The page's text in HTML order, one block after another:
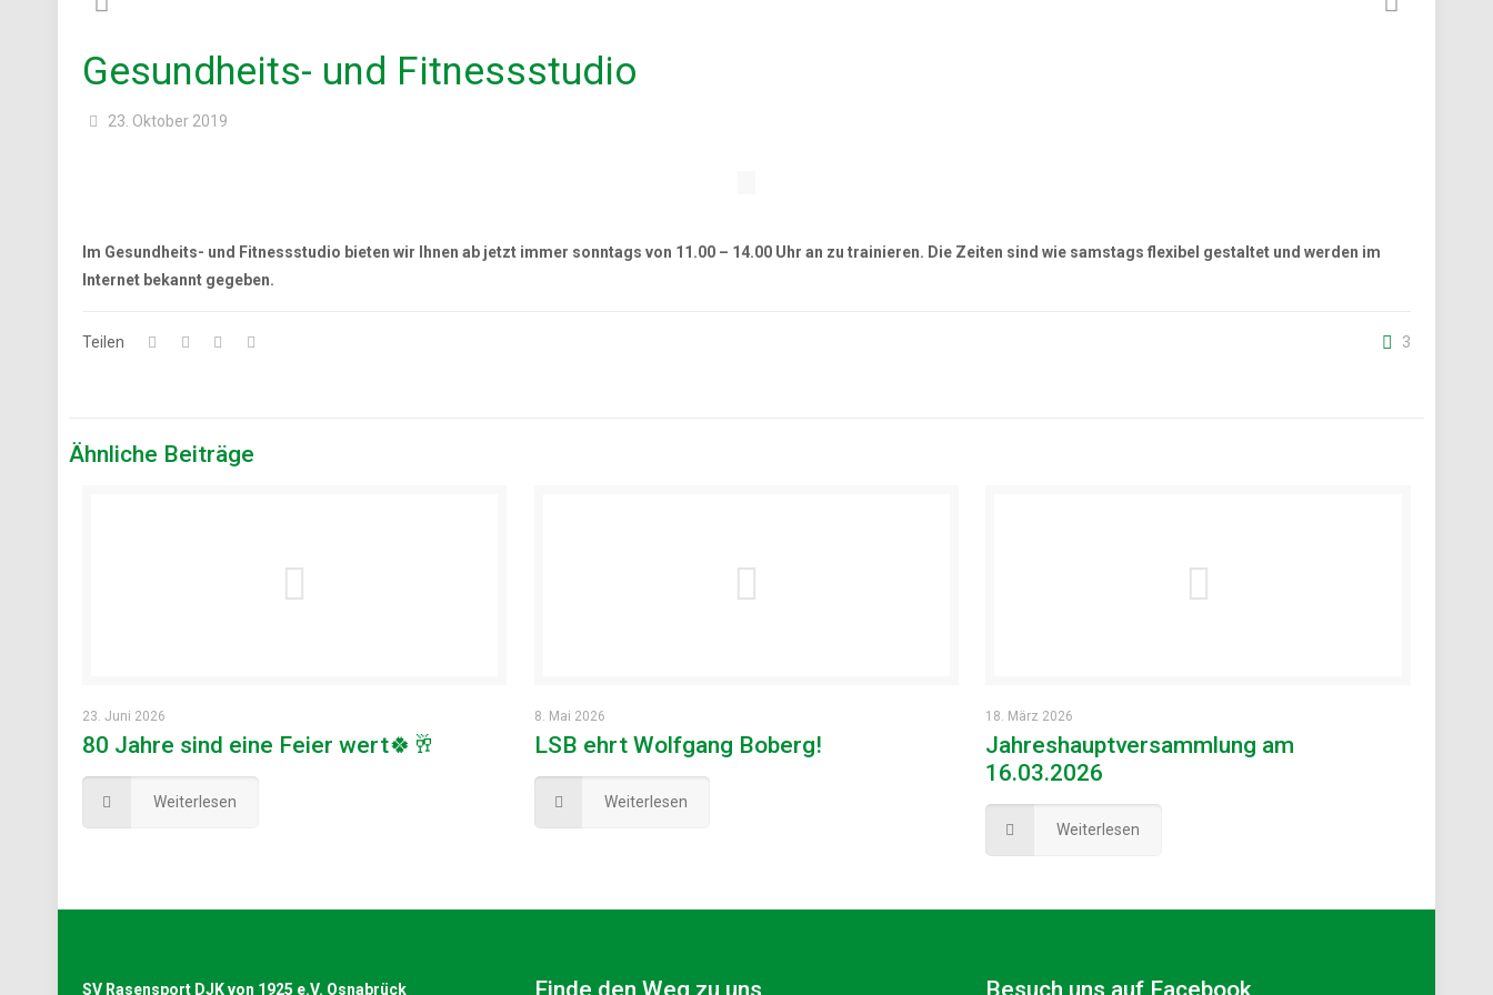
Gesundheits- und Fitnessstudio
23. Oktober 2019
Im Gesundheits- und Fitnessstudio bieten wir Ihnen ab jetzt immer sonntags von 11.00 – 14.00 Uhr an zu trainieren. Die Zeiten sind wie samstags flexibel gestaltet und werden im
Internet bekannt gegeben.
Teilen 3
Ähnliche Beiträge
23. Juni 2026
80 Jahre sind eine Feier wert🍀🥂
Weiterlesen
8. Mai 2026
LSB ehrt Wolfgang Boberg!
Weiterlesen
18. März 2026
Jahreshauptversammlung am
16.03.2026
Weiterlesen
SV Rasensport DJK von 1925 e.V. Osnabrück Finde den Weg zu uns Besuch uns auf Facebook